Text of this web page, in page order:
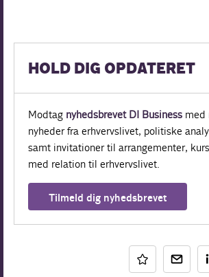
HOLD DIG OPDATERET
Modtag nyhedsbrevet DI Business med
nyheder fra erhvervslivet, politiske
samt invitationer til arrangementer,
med relation til erhvervslivet.
Tilmeld dig nyhedsbrevet